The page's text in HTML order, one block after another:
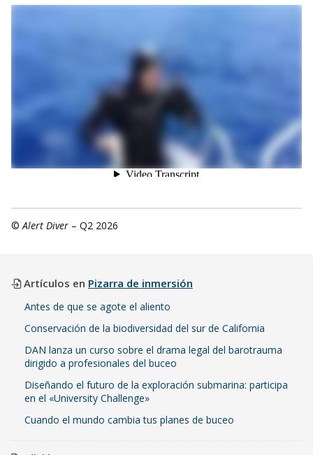
©Alert Diver – Q2 2026
Artículos en Pizarra de inmersión
Antes de que se agote el aliento
Conservación de la biodiversidad del sur de California
DAN lanza un curso sobre el drama legal del barotrauma
dirigido a profesionales del buceo
Diseñando el futuro de la exploración submarina: participa
en el «University Challenge»
Cuando el mundo cambia tus planes de buceo